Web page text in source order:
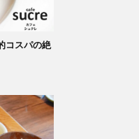
コスパの絶